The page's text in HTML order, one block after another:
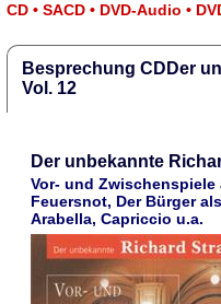
CD • SACD • DVD-Audio •
Besprechung CDDer
Vol. 12
Der unbekannte
Vor- und Zwischenspiele
Feuersnot, Der Bürger
Arabella, Capriccio u.a.